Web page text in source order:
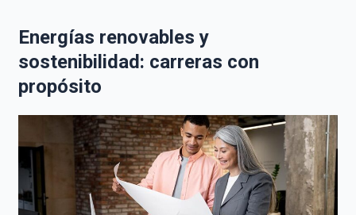
Energías renovables y
sostenibilidad: carreras con
propósito